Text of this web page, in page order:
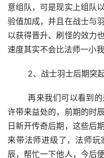
意组队，可是现实上组队
验值加成，并且在战士与
以获得晋升、刷怪的效力
速度其实不会比法师一小我
2、战士羽士后期突
	再来我们可以看到的是互帮合作，有的时辰是可以或
许带来益处的，前期的时
日新开传奇后期，这些后
来带法师进级了，法师
辰，帮忙一下他人，今后